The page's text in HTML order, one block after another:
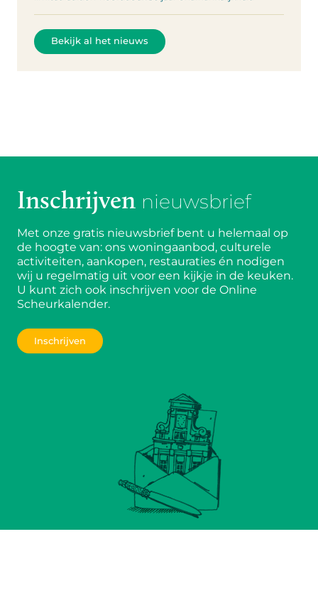
Bekijk al het nieuws
Inschrijven nieuwsbrief
Met onze gratis nieuwsbrief bent u helemaal op
de hoogte van: ons woningaanbod, culturele
activiteiten, aankopen, restauraties én nodigen
wij u regelmatig uit voor een kijkje in de keuken.
U kunt zich ook inschrijven voor de Online
Scheurkalender.
Inschrijven